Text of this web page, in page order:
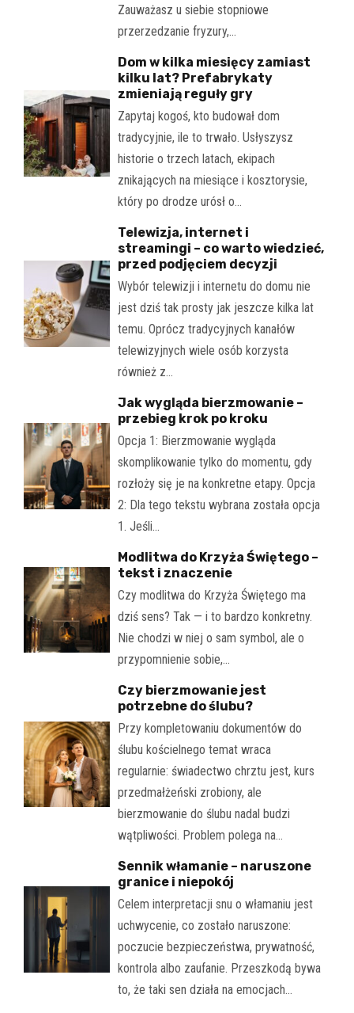
Zauważasz u siebie stopniowe
przerzedzanie fryzury,…
Dom w kilka miesięcy zamiast
kilku lat? Prefabrykaty
zmieniają reguły gry
Zapytaj kogoś, kto budował dom
tradycyjnie, ile to trwało. Usłyszysz
historie o trzech latach, ekipach
znikających na miesiące i kosztorysie,
który po drodze urósł o…
Telewizja, internet i
streamingi – co warto wiedzieć,
przed podjęciem decyzji
Wybór telewizji i internetu do domu nie
jest dziś tak prosty jak jeszcze kilka lat
temu. Oprócz tradycyjnych kanałów
telewizyjnych wiele osób korzysta
również z…
Jak wygląda bierzmowanie –
przebieg krok po kroku
Opcja 1: Bierzmowanie wygląda
skomplikowanie tylko do momentu, gdy
rozłoży się je na konkretne etapy. Opcja
2: Dla tego tekstu wybrana została opcja
1. Jeśli…
Modlitwa do Krzyża Świętego –
tekst i znaczenie
Czy modlitwa do Krzyża Świętego ma
dziś sens? Tak — i to bardzo konkretny.
Nie chodzi w niej o sam symbol, ale o
przypomnienie sobie,…
Czy bierzmowanie jest
potrzebne do ślubu?
Przy kompletowaniu dokumentów do
ślubu kościelnego temat wraca
regularnie: świadectwo chrztu jest, kurs
przedmałżeński zrobiony, ale
bierzmowanie do ślubu nadal budzi
wątpliwości. Problem polega na…
Sennik włamanie – naruszone
granice i niepokój
Celem interpretacji snu o włamaniu jest
uchwycenie, co zostało naruszone:
poczucie bezpieczeństwa, prywatność,
kontrola albo zaufanie. Przeszkodą bywa
to, że taki sen działa na emocjach…